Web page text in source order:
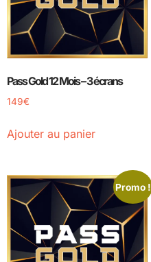
Pass Gold 12 Mois – 3 écrans
149€
Ajouter au panier
Promo !